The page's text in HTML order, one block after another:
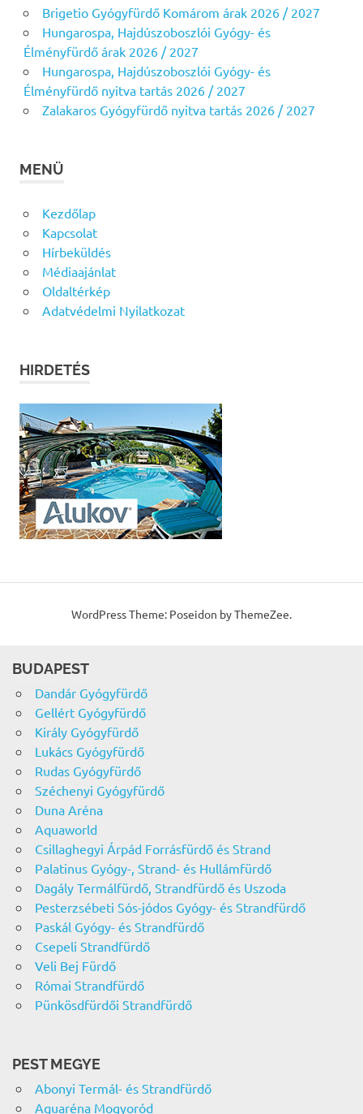
Brigetio Gyógyfürdő Komárom árak 2026 / 2027
Hungarospa, Hajdúszoboszlói Gyógy- és
Élményfürdő árak 2026 / 2027
Hungarospa, Hajdúszoboszlói Gyógy- és
Élményfürdő nyitva tartás 2026 / 2027
Zalakaros Gyógyfürdő nyitva tartás 2026 / 2027
MENÜ
Kezdőlap
Kapcsolat
Hírbeküldés
Médiaajánlat
Oldaltérkép
Adatvédelmi Nyilatkozat
HIRDETÉS
WordPress Theme: Poseidon by ThemeZee.
BUDAPEST
Dandár Gyógyfürdő
Gellért Gyógyfürdő
Király Gyógyfürdő
Lukács Gyógyfürdő
Rudas Gyógyfürdő
Széchenyi Gyógyfürdő
Duna Aréna
Aquaworld
Csillaghegyi Árpád Forrásfürdő és Strand
Palatinus Gyógy-, Strand- és Hullámfürdő
Dagály Termálfürdő, Strandfürdő és Uszoda
Pesterzsébeti Sós-jódos Gyógy- és Strandfürdő
Paskál Gyógy- és Strandfürdő
Csepeli Strandfürdő
Veli Bej Fürdő
Római Strandfürdő
Pünkösdfürdői Strandfürdő
PEST MEGYE
Abonyi Termál- és Strandfürdő
Aquaréna Mogyoród